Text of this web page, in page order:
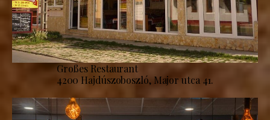
Großes Restaurant
4200 Hajdúszoboszló, Major utca 41.